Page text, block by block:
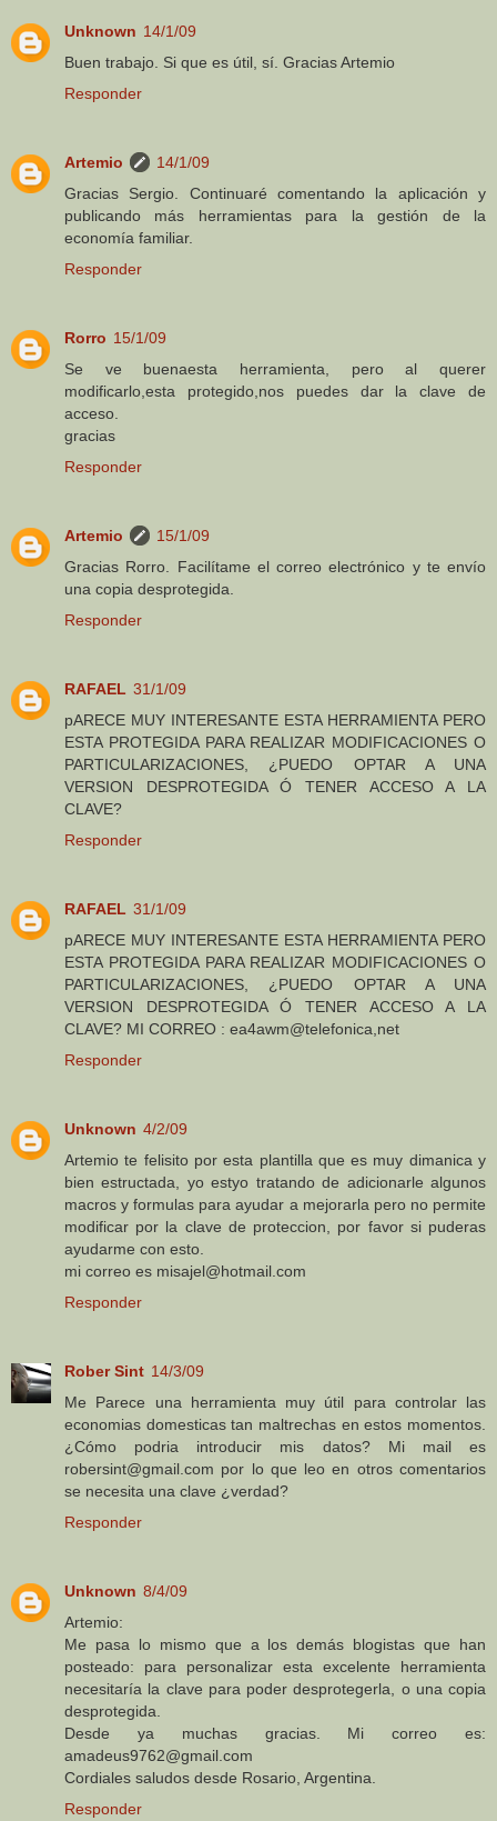
Unknown 14/1/09
Buen trabajo. Si que es útil, sí. Gracias Artemio
Responder
Artemio
14/1/09
Gracias Sergio. Continuaré comentando la aplicación y
publicando más herramientas para la gestión de la
economía familiar.
Responder
Rorro 15/1/09
Se ve buenaesta herramienta, pero al querer
modificarlo,esta protegido,nos puedes dar la clave de
acceso.
gracias
Responder
Artemio
15/1/09
Gracias Rorro. Facilítame el correo electrónico y te envío
una copia desprotegida.
Responder
RAFAEL 31/1/09
pARECE MUY INTERESANTE ESTA HERRAMIENTA PERO
ESTA PROTEGIDA PARA REALIZAR MODIFICACIONES O
PARTICULARIZACIONES, ¿PUEDO OPTAR A UNA
VERSION DESPROTEGIDA Ó TENER ACCESO A LA
CLAVE?
Responder
RAFAEL 31/1/09
pARECE MUY INTERESANTE ESTA HERRAMIENTA PERO
ESTA PROTEGIDA PARA REALIZAR MODIFICACIONES O
PARTICULARIZACIONES, ¿PUEDO OPTAR A UNA
VERSION DESPROTEGIDA Ó TENER ACCESO A LA
CLAVE? MI CORREO : ea4awm@telefonica,net
Responder
Unknown 4/2/09
Artemio te felisito por esta plantilla que es muy dimanica y
bien estructada, yo estyo tratando de adicionarle algunos
macros y formulas para ayudar a mejorarla pero no permite
modificar por la clave de proteccion, por favor si puderas
ayudarme con esto.
mi correo es misajel@hotmail.com
Responder
Rober Sint 14/3/09
Me Parece una herramienta muy útil para controlar las
economias domesticas tan maltrechas en estos momentos.
¿Cómo podria introducir mis datos? Mi mail es
robersint@gmail.com por lo que leo en otros comentarios
se necesita una clave ¿verdad?
Responder
Unknown 8/4/09
Artemio:
Me pasa lo mismo que a los demás blogistas que han
posteado: para personalizar esta excelente herramienta
necesitaría la clave para poder desprotegerla, o una copia
desprotegida.
Desde ya muchas gracias. Mi correo es:
amadeus9762@gmail.com
Cordiales saludos desde Rosario, Argentina.
Responder